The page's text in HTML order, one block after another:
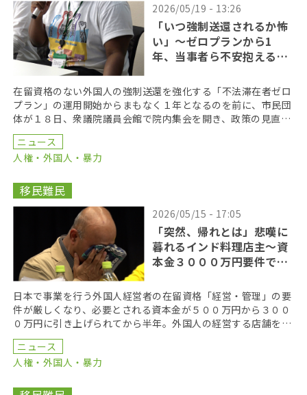
2026/05/19 - 13:26
「いつ強制送還されるか怖
い」〜ゼロプランから1
年、当事者ら不安抱える
在留資格のない外国人の強制送還を強化する「不法滞在者ゼロ
プラン」の運用開始からまもなく１年となるのを前に、市民団
体が１８日、衆議院議員会館で院内集会を開き、政策の見直し
を訴えた。集会では当事者も発言し、「いつ強制送還され […]
ニュース
人権・外国人・暴力
移民難民
2026/05/15 - 17:05
「突然、帰れとは」悲嘆に
暮れるインド料理店主〜資
本金３０００万円要件で深
日本で事業を行う外国人経営者の在留資格「経営・管理」の要
件が厳しくなり、必要とされる資本金が５００万円から３００
０万円に引き上げられてから半年。外国人の経営する店舗をが
閉店に追い込まれるなど、深刻な影響が出ている。こうし […]
ニュース
人権・外国人・暴力